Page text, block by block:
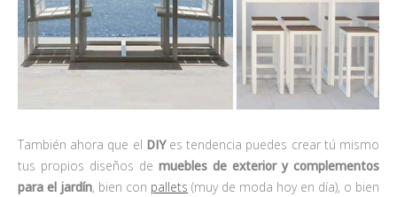
También ahora que el DIYes tendencia puedes crear tú mismo
tus propios diseños de muebles de exterior y complementos
para el jardín, bien con pallets (muy de moda hoy en día), o bien